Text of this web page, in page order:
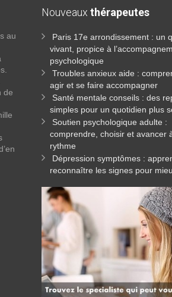
au
de
Nouveaux thérapeutes
Paris 17e arrondissement : un
vivant, propice à
psychologique
Troubles anxieux aide :
agir et se faire accompagner
Santé mentale conseils : des
simples pour un quotidien plus
Soutien psychologique adulte :
comprendre, choisir et avancer
rythme
Dépression symptômes :
reconnaître les signes pour